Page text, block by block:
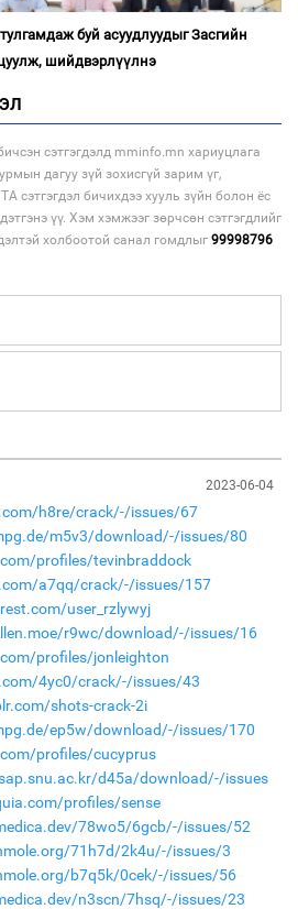
буй асуудлуудыг Засгийн
шийдвэрлүүлнэ
сэтгэгдэлд mminfo.mn хариуцлага
дагуу зүй зохисгүй зарим үг,
сэтгэгдэл бичихдээ хууль зүйн болон ёс
үү. Хэм хэмжээг зөрчсөн сэтгэгдлийг
холбоотой санал гомдлыг 99998796
2023-06-04
h8re/crack/-/issues/67
m5v3/download/-/issues/80
profiles/tevinbraddock
a7qq/crack/-/issues/157
user_rzlywyj
r9wc/download/-/issues/16
profiles/jonleighton
4yc0/crack/-/issues/43
shots-crack-2i
ep5w/download/-/issues/170
profiles/cucyprus
d45a/download/-/issues
profiles/sense
78wo5/6gcb/-/issues/52
71h7d/2k4u/-/issues/3
b7q5k/0cek/-/issues/56
n3scn/7hsq/-/issues/23